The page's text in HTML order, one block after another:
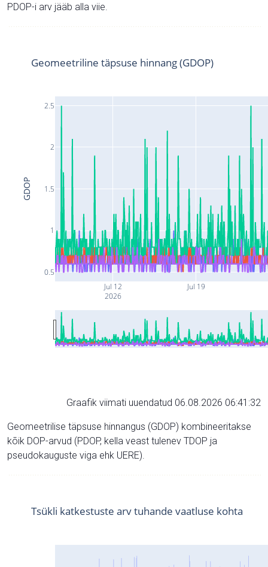
PDOP-i arv jääb alla viie.
Jul 12
2026
Jul 19
0.5
1
1.5
2
2.5
Geomeetriline täpsuse hinnang (GDOP)
GDOP
Graafik viimati uuendatud 06.08.2026 06:41:32
Geomeetrilise täpsuse hinnangus (GDOP) kombineeritakse
kõik DOP-arvud (PDOP, kella veast tulenev TDOP ja
pseudokauguste viga ehk UERE).
Tsükli katkestuste arv tuhande vaatluse kohta